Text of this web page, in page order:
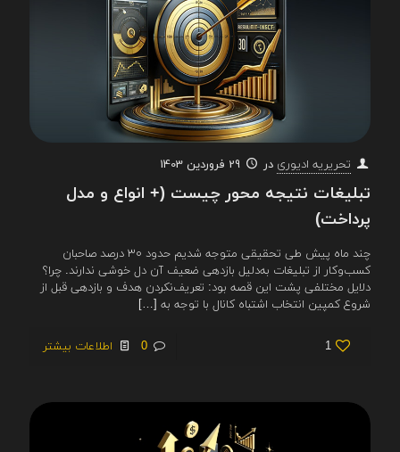
تحریریه ادیوری در 29 فروردین 1403
تبلیغات نتیجه محور چیست (+ انواع و مدل
پرداخت)
چند ماه پیش طی تحقیقی متوجه شدیم حدود ۳۰ درصد صاحبان
کسب‌وکار از تبلیغات به‌دلیل بازدهی ضعیف آن دل خوشی ندارند. چرا؟
دلایل مختلفی پشت این قصه بود: تعریف‌نکردن هدف و بازدهی قبل از
شروع کمپین انتخاب اشتباه کانال با توجه به […]
1
0 اطلاعات بیشتر